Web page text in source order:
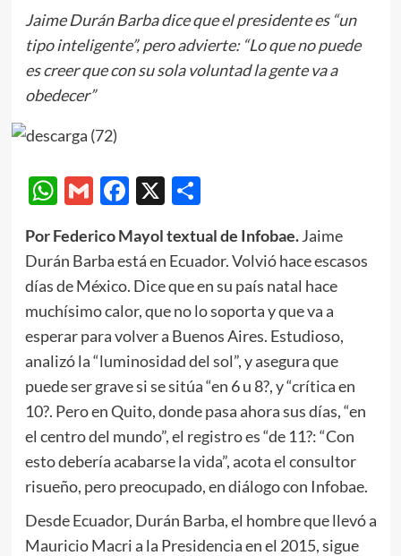
Jaime Durán Barba dice que el presidente es “un
tipo inteligente”, pero advierte: “Lo que no puede
es creer que con su sola voluntad la gente va a
obedecer”
WhatsApp
GmailFacebook
X Compartir
Por Federico Mayol textual de Infobae.Jaime
Durán Barba está en Ecuador. Volvió hace escasos
días de México. Dice que en su país natal hace
muchísimo calor, que no lo soporta y que va a
esperar para volver a Buenos Aires. Estudioso,
analizó la “luminosidad del sol”, y asegura que
puede ser grave si se sitúa “en 6 u 8?, y “crítica en
10?. Pero en Quito, donde pasa ahora sus días, “en
el centro del mundo”, el registro es “de 11?: “Con
esto debería acabarse la vida”, acota el consultor
risueño, pero preocupado, en diálogo con Infobae.
Desde Ecuador, Durán Barba, el hombre que llevó a
Mauricio Macri a la Presidencia en el 2015, sigue